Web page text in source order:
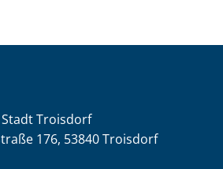
Stadt Troisdorf
176, 53840 Troisdorf